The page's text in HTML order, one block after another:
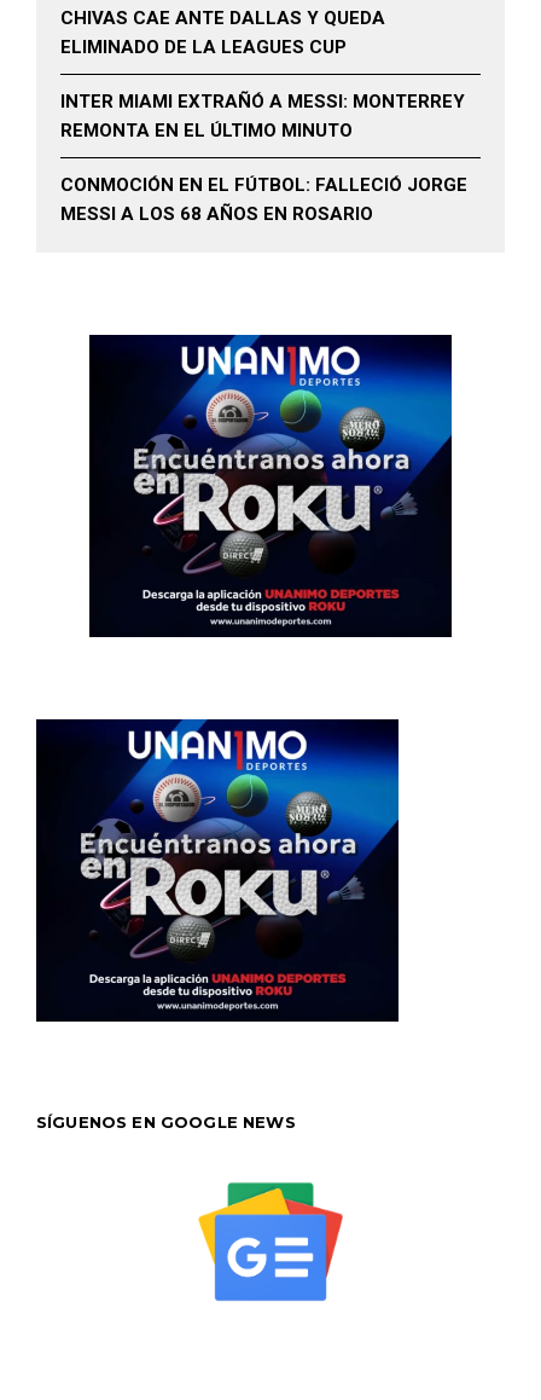
CHIVAS CAE ANTE DALLAS Y QUEDA
ELIMINADO DE LA LEAGUES CUP
INTER MIAMI EXTRAÑÓ A MESSI: MONTERREY
REMONTA EN EL ÚLTIMO MINUTO
CONMOCIÓN EN EL FÚTBOL: FALLECIÓ JORGE
MESSI A LOS 68 AÑOS EN ROSARIO
SÍGUENOS EN GOOGLE NEWS